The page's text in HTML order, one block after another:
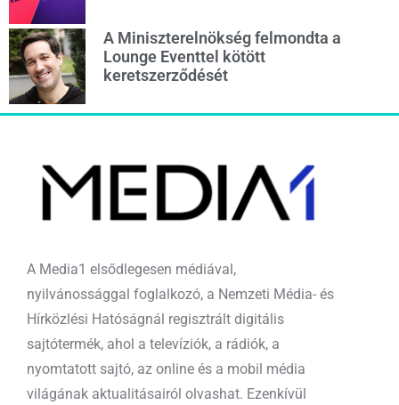
A Miniszterelnökség felmondta a
Lounge Eventtel kötött
keretszerződését
A Media1 elsődlegesen médiával,
nyilvánossággal foglalkozó, a Nemzeti Média- és
Hírközlési Hatóságnál regisztrált digitális
sajtótermék, ahol a televíziók, a rádiók, a
nyomtatott sajtó, az online és a mobil média
világának aktualitásairól olvashat. Ezenkívül